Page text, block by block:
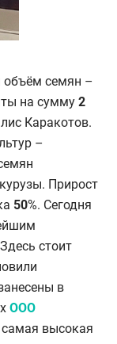
объём семян –
на сумму 2
Каракотов.
–
Прирост
50%. Сегодня
стоит
в
ООО
высокая